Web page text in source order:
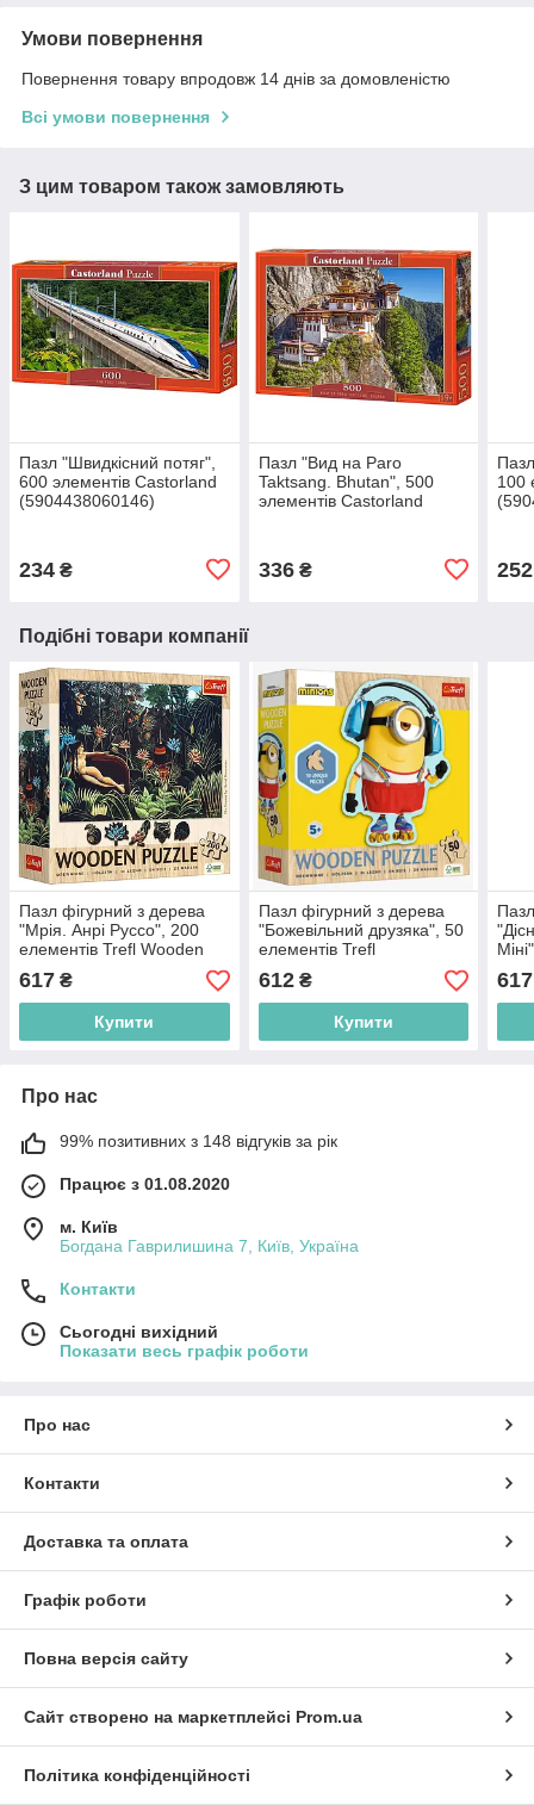
Умови повернення
Повернення товару впродовж 14 днів за домовленістю
Всі умови повернення
З цим товаром також замовляють
Пазл "Швидкісний потяг",
600 элементів Castorland
(5904438060146)
234 ₴
Пазл "Вид на Paro
Taktsang. Bhutan", 500
элементів Castorland
336₴
100
252
Подібні товари компанії
Пазл фігурний з дерева
"Мрія. Анрі Руссо", 200
елементів Trefl Wooden
Puzzle (5900511202533)
617 ₴
Купити
Пазл фігурний з дерева
"Божевільний друзяка", 50
елементів Trefl
(5900511202397)
612₴
Купити
617
Про нас
99% позитивних з 148 відгуків за рік
Працює з 01.08.2020
м. Київ
Богдана Гаврилишина 7, Київ, Україна
Контакти
Сьогодні вихідний
Показати весь графік роботи
Про нас
Контакти
Доставка та оплата
Графік роботи
Повна версія сайту
Сайт створено на маркетплейсі Prom.ua
Політика конфіденційності